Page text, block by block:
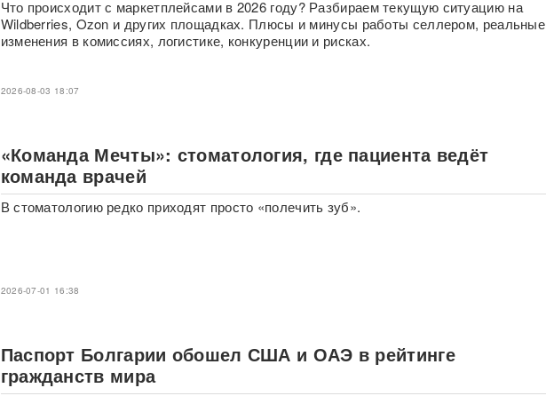
Что происходит с маркетплейсами в 2026 году? Разбираем текущую ситуацию на
Wildberries, Ozon и других площадках. Плюсы и минусы работы селлером, реальные
изменения в комиссиях, логистике, конкуренции и рисках.
2026-08-03 18:07
«Команда Мечты»: стоматология, где пациента ведёт
команда врачей
В стоматологию редко приходят просто «полечить зуб».
2026-07-01 16:38
Паспорт Болгарии обошел США и ОАЭ в рейтинге
гражданств мира